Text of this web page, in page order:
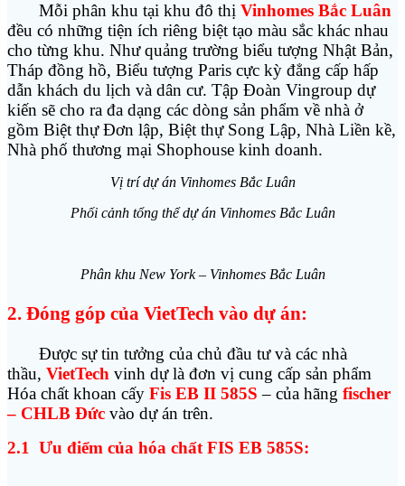
Mỗi phân khu tại khu đô thị Vinhomes Bắc Luân
đều có những tiện ích riêng biệt tạo màu sắc khác nhau
cho từng khu. Như quảng trường biểu tượng Nhật Bản,
Tháp đồng hồ, Biểu tượng Paris cực kỳ đẳng cấp hấp
dẫn khách du lịch và dân cư. Tập Đoàn Vingroup dự
kiến sẽ cho ra đa dạng các dòng sản phẩm về nhà ở
gồm Biệt thự Đơn lập, Biệt thự Song Lập, Nhà Liền kề,
Nhà phố thương mại Shophouse kinh doanh.
Vị trí dự án Vinhomes Bắc Luân
Phối cảnh tổng thể dự án Vinhomes Bắc Luân
Phân khu New York – Vinhomes Bắc Luân
2. Đóng góp của VietTech vào dự án:
Được sự tin tưởng của chủ đầu tư và các nhà
thầu, VietTech vinh dự là đơn vị cung cấp sản phẩm
Hóa chất khoan cấy Fis EB II 585S – của hãng fischer
– CHLB Đức vào dự án trên.
2.1 Ưu điểm của hóa chất FIS EB 585S: